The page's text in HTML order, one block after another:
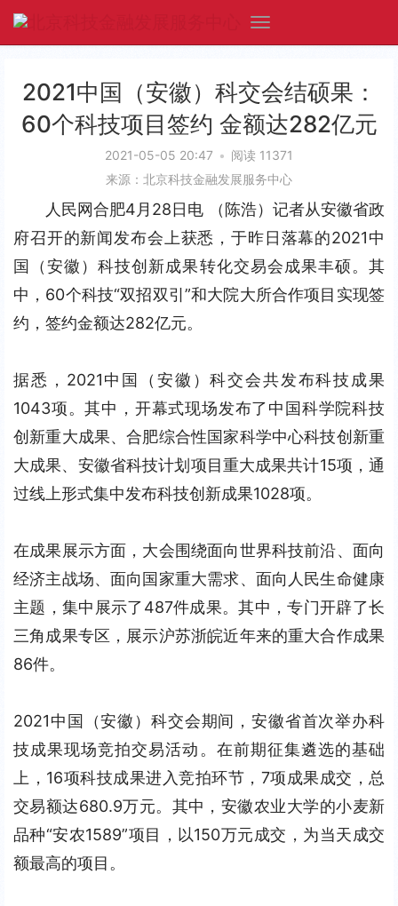
2021中国（安徽）科交会结硕果：
60个科技项目签约 金额达282亿元
2021-05-05 20:47 • 阅读 11371
来源：北京科技金融发展服务中心
人民网合肥4月28日电 （陈浩）记者从安徽省政
府召开的新闻发布会上获悉，于昨日落幕的2021中
国（安徽）科技创新成果转化交易会成果丰硕。其
中，60个科技“双招双引”和大院大所合作项目实现签
约，签约金额达282亿元。
据悉，2021中国（安徽）科交会共发布科技成果
1043项。其中，开幕式现场发布了中国科学院科技
创新重大成果、合肥综合性国家科学中心科技创新重
大成果、安徽省科技计划项目重大成果共计15项，通
过线上形式集中发布科技创新成果1028项。
在成果展示方面，大会围绕面向世界科技前沿、面向
经济主战场、面向国家重大需求、面向人民生命健康
主题，集中展示了487件成果。其中，专门开辟了长
三角成果专区，展示沪苏浙皖近年来的重大合作成果
86件。
2021中国（安徽）科交会期间，安徽省首次举办科
技成果现场竞拍交易活动。在前期征集遴选的基础
上，16项科技成果进入竞拍环节，7项成果成交，总
交易额达680.9万元。其中，安徽农业大学的小麦新
品种“安农1589”项目，以150万元成交，为当天成交
额最高的项目。